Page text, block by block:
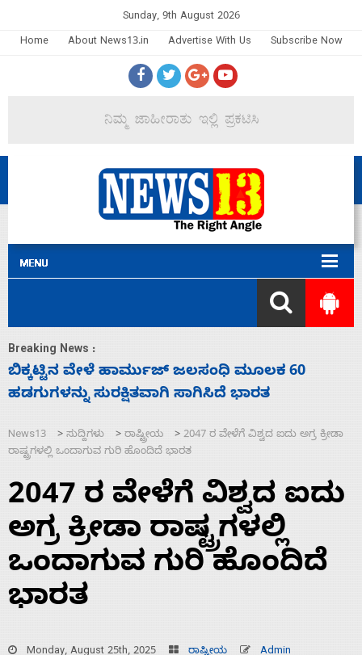
Sunday, 9th August 2026
Home
About News13.in Advertise With Us Subscribe Now
Breaking News :
ನಾಗೇಂದ್ರ ರಾಜೀನಾಮೆ ಕೊಡದಿದ್ದರೆ ಸದನ ನಡೆಸಲು
ಬಿಡೆವು: ಛಲವಾದಿ ನಾರಾಯಣಸ್ವಾಮಿ
News13 > ಸುದ್ದಿಗಳು > ರಾಷ್ಟ್ರೀಯ > 2047 ರ ವೇಳೆಗೆ ವಿಶ್ವದ ಐದು ಅಗ್ರ ಕ್ರೀಡಾ
ರಾಷ್ಟ್ರಗಳಲ್ಲಿ ಒಂದಾಗುವ ಗುರಿ ಹೊಂದಿದೆ ಭಾರತ
2047 ರ ವೇಳೆಗೆ ವಿಶ್ವದ ಐದು
ಅಗ್ರ ಕ್ರೀಡಾ ರಾಷ್ಟ್ರಗಳಲ್ಲಿ
ಒಂದಾಗುವ ಗುರಿ ಹೊಂದಿದೆ
ಭಾರತ
Monday, August 25th, 2025 ರಾಷ್ಟ್ರೀಯ Admin